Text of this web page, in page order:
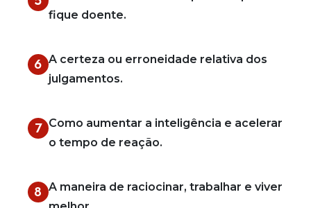
fique doente.
6 A certeza ou erroneidade relativa dos
julgamentos.
7 Como aumentar a inteligência e acelerar
o tempo de reação.
8 A maneira de raciocinar, trabalhar e viver